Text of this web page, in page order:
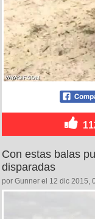
Con estas balas
disparadas
por Gunner el 12 dic 2015,